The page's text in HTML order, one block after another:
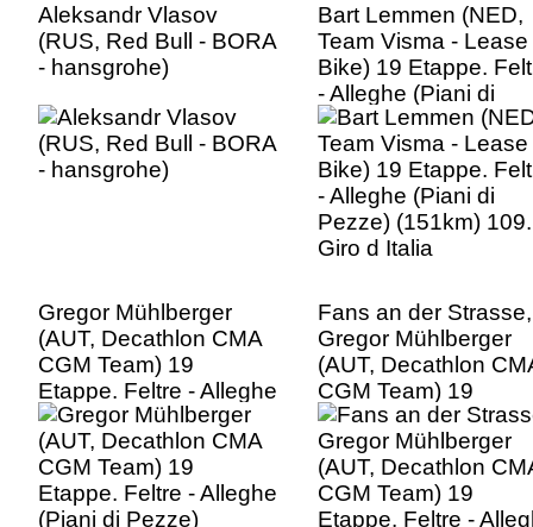
Aleksandr Vlasov
(RUS, Red Bull - BORA
- hansgrohe)
Bart Lemmen (NED,
Team Visma - Lease
Bike) 19 Etappe.
- Alleghe (Piani di
Pezze) (151km) 109.
Giro d Italia
Gregor Mühlberger
(AUT, Decathlon CMA
CGM Team) 19
Etappe. Feltre - Alleghe
(Piani di Pezze)
(151km) 109. Giro d
Italia
Fans an der Strasse,
Gregor Mühlberger
(AUT, Decathlon
CGM Team) 19
Etappe. Feltre -
(Piani di Pezze)
(151km) 109. Giro d
Italia